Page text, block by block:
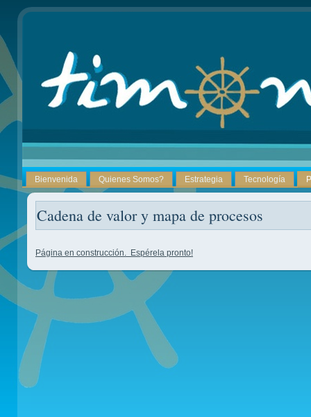
Bienvenida Quienes Somos? Estrategia Tecnología
Cadena de valor y mapa de procesos
Página en construcción. Espérela pronto!